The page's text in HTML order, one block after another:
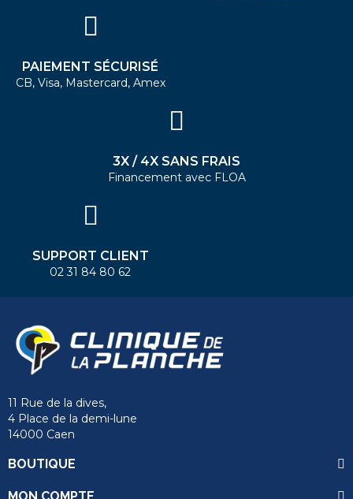
PAIEMENT SÉCURISÉ
CB, Visa, Mastercard, Amex
3X / 4X SANS FRAIS
Financement avec FLOA
SUPPORT CLIENT
02 31 84 80 62
11 Rue de la dives,
4 Place de la demi-lune
14000 Caen
BOUTIQUE